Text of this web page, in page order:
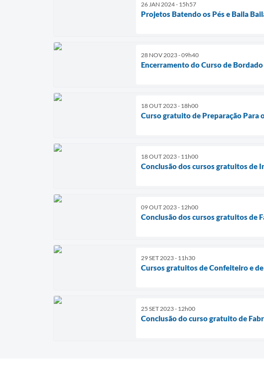
26 JAN 2024 - 15h57
Projetos Batendo os Pés e Baila
28 NOV 2023 - 09h40
Encerramento do Curso de
18 OUT 2023 - 18h00
Curso gratuito de Preparação Para
18 OUT 2023 - 11h00
Conclusão dos cursos gratuitos de
09 OUT 2023 - 12h00
Conclusão dos cursos gratuitos de
29 SET 2023 - 11h30
Cursos gratuitos de Confeiteiro e
25 SET 2023 - 12h00
Conclusão do curso gratuito de